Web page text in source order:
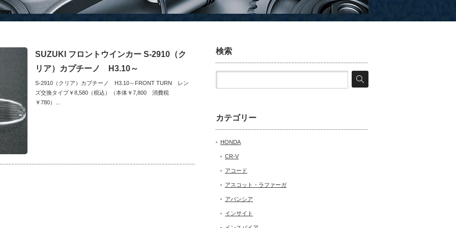
SUZUKI フロントウインカー S-2910（ク
リア）カプチーノ H3.10～
S-2910（クリア）カプチーノ H3.10～FRONT TURN レン
ズ交換タイプ￥8,580（税込）（本体￥7,800 消費税
￥780）...
検索
カテゴリー
HONDA
CR-V
アコード
アスコット・ラファーガ
アバンシア
インサイト